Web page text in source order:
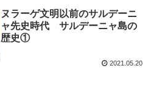
ヌラーゲ文明以前のサルデーニ
ャ先史時代 サルデーニャ島の
歴史①
2021.05.20